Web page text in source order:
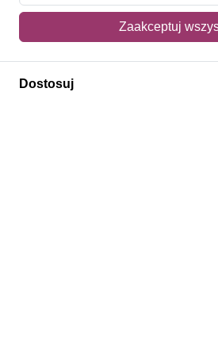
Mój koszyk
Adres dostawy
Polecamy
Zaakceptuj
Dostosuj